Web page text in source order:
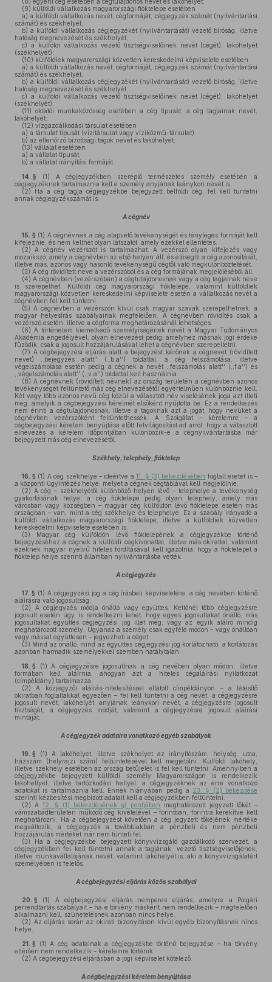
(9) külföldi vállalkozás magyarországi fióktelepe esetében
a) a külföldi vállalkozás nevét, cégformáját, cégjegyzék számát (nyilvántartási
számát) és székhelyét,
b) a külföldi vállalkozás cégjegyzékét (nyilvántartását) vezető bíróság, illetve
hatóság megnevezését és székhelyét,
c) a külföldi vállalkozás vezető tisztségviselőinek nevét (cégét), lakóhelyét
(székhelyét);
(10) külföldiek magyarországi közvetlen kereskedelmi képviselete esetében
a) a külföldi vállalkozás nevét, cégformáját, cégjegyzék számát (nyilvántartási
számát) és székhelyét,
b) a külföldi vállalkozás cégjegyzékét (nyilvántartását) vezető bíróság, illetve
hatóság megnevezését és székhelyét,
c) a külföldi vállalkozás vezető tisztségviselőinek nevét (cégét), lakóhelyét
(székhelyét);
(11) oktatói munkaközösség esetében a cég típusát, a cég tagjainak nevét,
lakóhelyét;
(12) vízgazdálkodási társulat esetében
a) a társulat típusát (vízitársulat vagy víziközmű-társulat)
b) az ellenőrző bizottsági tagok nevét és lakóhelyét;
(13) vállalat esetében
a) a vállalat típusát,
b) a vállalat irányítási formáját.
14. § (1) A cégjegyzékben szereplő természetes személy esetében a
cégjegyzéknek tartalmaznia kell e személy anyjának leánykori nevét is.
(2) Ha a cég tagja cégjegyzékbe bejegyzett belföldi cég, fel kell tüntetni
annak cégjegyzékszámát is.
A cégnév
15. § (1) A cégnévnek a cég alapvető tevékenységét és tényleges formáját kell
kifejeznie, és nem kelthet olyan látszatot, amely ezekkel ellentétes.
(2) A cégnév vezérszót is tartalmazhat. A vezérszó olyan kifejezés vagy
mozaikszó, amely a cégnévben az első helyen áll, és elősegíti a cég azonosítását,
illetve más, azonos vagy hasonló tevékenységű cégtől való megkülönböztetését.
(3) A cég rövidített neve a vezérszóból és a cég formájának megjelöléséből áll.
(4) A cégnévben (vezérszóban) a cégtulajdonosnak vagy a cég tagjainak neve
is szerepelhet. Külföldi cég magyarországi fióktelepe, valamint külföldiek
magyarországi közvetlen kereskedelmi képviselete esetén a vállalkozás nevét a
cégnévben fel kell tüntetni.
(5) A cégnévben a vezérszón kívül csak magyar szavak szerepelhetnek, a
magyar helyesírás szabályainak megfelelően. A cégnévben rövidítés csak a
vezérszó esetén, illetve a cégforma meghatározásánál lehetséges.
(6) A történelem kiemelkedő személyiségének nevét a Magyar Tudományos
Akadémia engedélyével, olyan elnevezést pedig, amelyhez másnak jogi érdeke
fűződik, csak a jogosult hozzájárulásával lehet a cégnévben szerepeltetni.
(7) A cégbejegyzési eljárás alatt a bejegyzést kérőnek a cégnevet (rövidített
nevet) ,,bejegyzés alatt'' (,,b.a'') toldattal, a cég felszámolása, illetve
végelszámolása esetén pedig a cégnek a nevét ,,felszámolás alatt'' (,,f.a'') és
,,végelszámolás alatt'' (,,v.a'') toldattal kell használnia.
(8) A cégnévnek (rövidített névnek) az ország területén a cégnévben azonos
tevékenységet feltüntető más cég elnevezésétől egyértelműen különböznie kell.
Két vagy több azonos nevű cég közül a választott név viselésének joga azt illeti
meg, amelyik a cégbejegyzési kérelmét elsőként nyújtotta be. Ez a rendelkezés
nem érinti a cégtulajdonosnak, illetve a tagoknak azt a jogát, hogy nevüket a
cégnévben vezérszóként feltüntethessék. A Szolgálat – kérelemre – a
cégbejegyzési kérelem benyújtása előtt felvilágosítást ad arról, hogy a választott
elnevezés a kérelem időpontjában különbözik-e a cégnyilvántartásba már
bejegyzett más cég elnevezésétől.
Székhely, telephely, fióktelep
16. § (1) A cég székhelye – ideértve a11. § (3) bekezdésében foglalt esetet is –
a központi ügyintézés helye, melyet a cégnek cégtáblával kell megjelölnie.
(2) A cég – székhelyétől különböző helyen lévő – telephelye a tevékenység
gyakorlásának helye, a cég fióktelepe pedig olyan telephely, amely más
városban vagy községben – magyar cég külföldön lévő fióktelepe esetén más
országban – van, mint a cég székhelye és telephelye. Ez a szabály irányadó a
külföldi vállalkozás magyarországi fióktelepe, illetve a külföldiek közvetlen
kereskedelmi képviselete esetében is.
(3) Magyar cég külföldön lévő fióktelepének a cégjegyzékbe történő
bejegyzéséhez a cégnek a külföldi cégkivonattal, illetve más okirattal, valamint
ezeknek magyar nyelvű hiteles fordításával kell igazolnia, hogy a fióktelepet a
fióktelep helye szerinti államban nyilvántartásba vették.
A cégjegyzés
17. § (1) A cégjegyzési jog a cég írásbeli képviseletére, a cég nevében történő
aláírásra való jogosultság.
(2) A cégjegyzés módja önálló vagy együttes. Kettőnél több cégjegyzésre
jogosult esetén úgy is rendelkezni lehet, hogy egyes jogosultakat önálló, más
jogosultakat együttes cégjegyzési jog illet meg, vagy az egyik aláíró mindig
meghatározott személy. Ugyanaz a személy csak egyféle módon – vagy önállóan
vagy mással együttesen – jegyezheti a céget.
(3) Mind az önálló, mind az együttes cégjegyzési jog korlátozható, a korlátozás
azonban harmadik személyekkel szemben hatálytalan.
18. § (1) A cégjegyzésre jogosultnak a cég nevében olyan módon, illetve
formában kell aláírnia, ahogyan azt a hiteles cégaláírási nyilatkozat
(címpéldány) tartalmazza.
(2) A közjegyzői aláírás-hitelesítéssel ellátott címpéldányon – a létesítő
okiratban foglaltakkal egyezően – fel kell tüntetni a cég nevét, a cégjegyzésre
jogosult nevét, lakóhelyét, anyjának leánykori nevét, a cégjegyzésre jogosult
tisztségét, a cégjegyzés módját, valamint a cégjegyzésre jogosult aláírási
mintáját.
A cégjegyzék adataira vonatkozó egyéb szabályok
19. § (1) A lakóhelyet, illetve székhelyet az irányítószám, helység, utca,
házszám (helyrajzi szám) feltüntetésével kell megjelölni. Külföldi lakóhely,
illetve székhely esetében az ország betűjelét is fel kell tüntetni. Amennyiben a
cégjegyzékbe bejegyzett külföldi személy Magyarországon is rendelkezik
lakóhellyel, illetve tartózkodási hellyel, a cégjegyzéknek az erre vonatkozó
adatokat is tartalmaznia kell. Ennek hiányában pedig a 23. § (2) bekezdése
szerinti kézbesítési megbízott adatait kell a cégjegyzékben feltüntetni.
(2) A 12. § (1) bekezdésének g) pontjában meghatározott jegyzett tőkét –
vámszabadterületen működő cég kivételével – forintban, forintra kerekítve kell
meghatározni. Ha a cégbejegyzést követően a cég jegyzett tőkéjének mértéke
megváltozik, a cégjegyzék a továbbiakban a pénzbeli és nem pénzbeli
hozzájárulás mértékét már nem tünteti fel.
(3) Ha a cégjegyzékbe bejegyzett könyvvizsgáló gazdálkodó szervezet, a
cégjegyzékben fel kell tüntetni annak a tagjának, vezető tisztségviselőjének,
illetve munkavállalójának nevét, valamint lakóhelyét is, aki a könyvvizsgálatért
személyében is felelős.
A cégbejegyzési eljárás közös szabályai
20. § (1)
A cégbejegyzési eljárás nemperes eljárás, amelyre a Polgári
perrendtartás szabályait – ha e törvény másként nem rendelkezik – megfelelően
alkalmazni kell, szünetelésnek azonban nincs helye.
(2) Az eljárás során az okirati bizonyításon kívül egyéb bizonyításnak nincs
helye.
21. § (1) A cég adatainak a cégjegyzékbe történő bejegyzése – ha törvény
eltérően nem rendelkezik – kérelemre történik.
(2) A cégbejegyzési eljárásban a jogi képviselet kötelező.
A cégbejegyzési kérelem benyújtása